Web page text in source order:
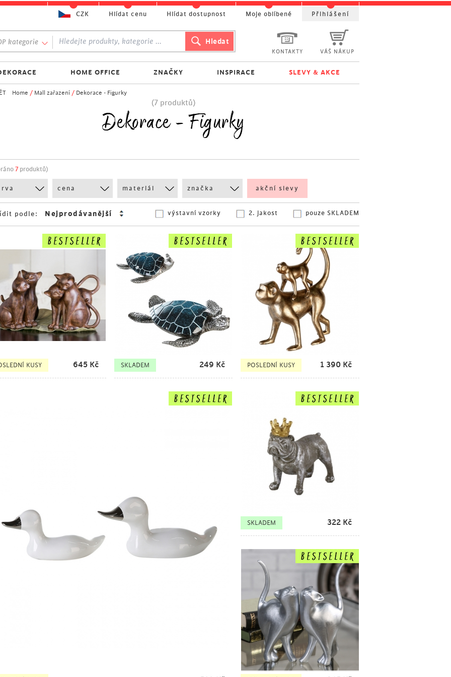
Home / Mall zařazení / Dekorace - Figurky
(7 produktů)
Dekorace - Figurky
7 produktů)
cena materiál značka akční slevy
podle: pouze SKLADEM
2. jakost
výstavní vzorky
KUSY 645 Kč SKLADEM 249 Kč POSLEDNÍ KUSY 1 390 Kč
SKLADEM 322 Kč
KONTAKTY VÁŠ NÁKUP
kategorie
HOME OFFICE ZNAČKY INSPIRACE SLEVY & AKCE
CZK Hlídat cenu Hlídat dostupnost Moje oblíbené Přihlášení